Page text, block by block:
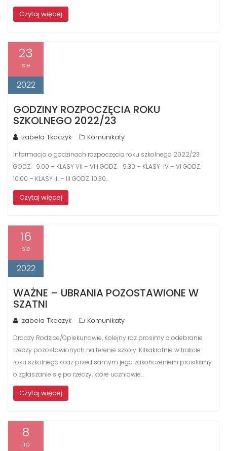
Czytaj więcej
23
sie
2022
GODZINY ROZPOCZĘCIA ROKU
SZKOLNEGO 2022/23
Izabela Tkaczyk Komunikaty
Informacja o godzinach rozpoczęcia roku szkolnego 2022/23
GODZ. 9.00 – KLASY VII – VIII GODZ. 9.30 – KLASY IV – VI GODZ.
10.00 – KLASY II – III GODZ. 10.30…
Czytaj więcej
16
sie
2022
WAŻNE – UBRANIA POZOSTAWIONE W
SZATNI
Izabela Tkaczyk Komunikaty
Drodzy Rodzice/Opiekunowie, Kolejny raz prosimy o odebranie
rzeczy pozostawionych na terenie szkoły. Kilkakrotnie w trakcie
roku szkolnego oraz przed samym jego zakończeniem prosiliśmy
o zgłaszanie się po rzeczy, które uczniowie…
Czytaj więcej
8
lip